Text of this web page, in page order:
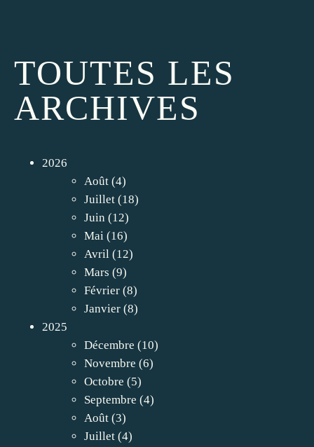
TOUTES LES
ARCHIVES
2026
Août (4)
Juillet (18)
Juin (12)
Mai (16)
Avril (12)
Mars (9)
Février (8)
Janvier (8)
2025
Décembre (10)
Novembre (6)
Octobre (5)
Septembre (4)
Août (3)
Juillet (4)